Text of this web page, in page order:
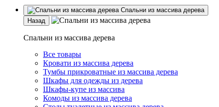
Спальни из массива дерева
Назад
Спальни из массива дерева
Все товары
Кровати из массива дерева
Тумбы прикроватные из массива дерева
Шкафы для одежды из дерева
Шкафы-купе из массива
Комоды из массива дерева